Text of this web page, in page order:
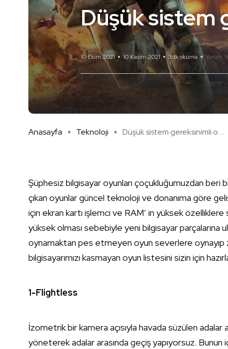
Düşük sistem
10 Ekim 2021 10 Kasım 2021 3dk okuma Yorum
Anasayfa Teknoloji Düşük sistem gereksinimli o ...
Şüphesiz bilgisayar oyunları çoçukluğumuzdan beri
çıkan oyunlar güncel teknoloji ve donanıma göre
için ekran kartı işlemci ve RAM’ in yüksek özelliklere
yüksek olması sebebiyle yeni bilgisayar parçalarına
oynamaktan pes etmeyen oyun severlere oynayıp
bilgisayarımızı kasmayan oyun listesini sizin için
1-Flightless
İzometrik bir kamera açısıyla havada süzülen adalar
yöneterek adalar arasında geçiş yapıyorsuz.